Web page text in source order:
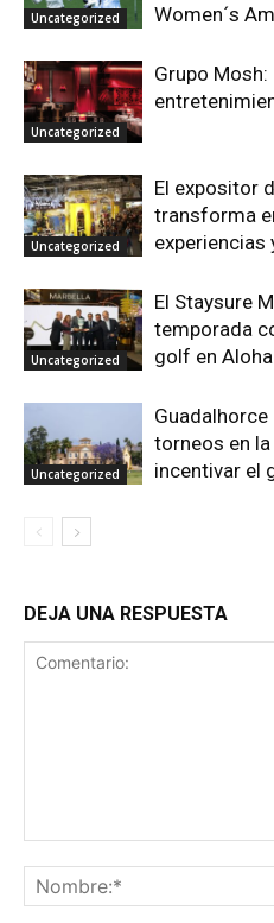
Uncategorized
Women´s
Uncategorized
Grupo
Uncategorized
El expositor
transforma
experiencias
Uncategorized
El Staysure
temporada
golf en Aloha
Uncategorized
torneos en la
incentivar el
DEJA UNA RESPUESTA